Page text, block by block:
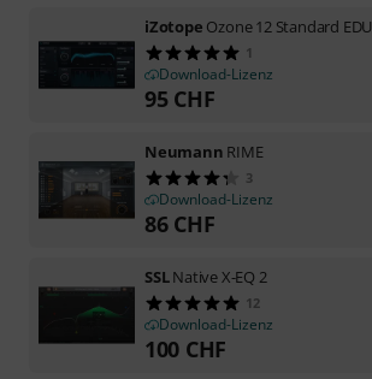
iZotope Ozone 12 Standard EDU
1
Download-Lizenz
95 CHF
Neumann RIME
3
Download-Lizenz
86 CHF
SSLNative X-EQ 2
12
Download-Lizenz
100 CHF